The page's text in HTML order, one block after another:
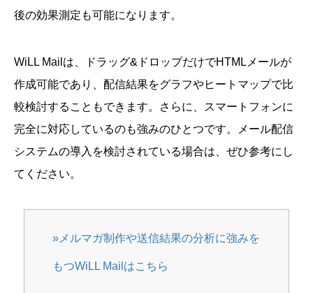
後の効果測定も可能になります。
WiLL Mailは、ドラッグ&ドロップだけでHTMLメールが
作成可能であり、配信結果をグラフやヒートマップで比
較検討することもできます。さらに、スマートフォンに
完全に対応しているのも強みのひとつです。メール配信
システムの導入を検討されている場合は、ぜひ参考にし
てください。
» メルマガ制作や送信結果の分析に強みを
もつWiLL Mailはこちら